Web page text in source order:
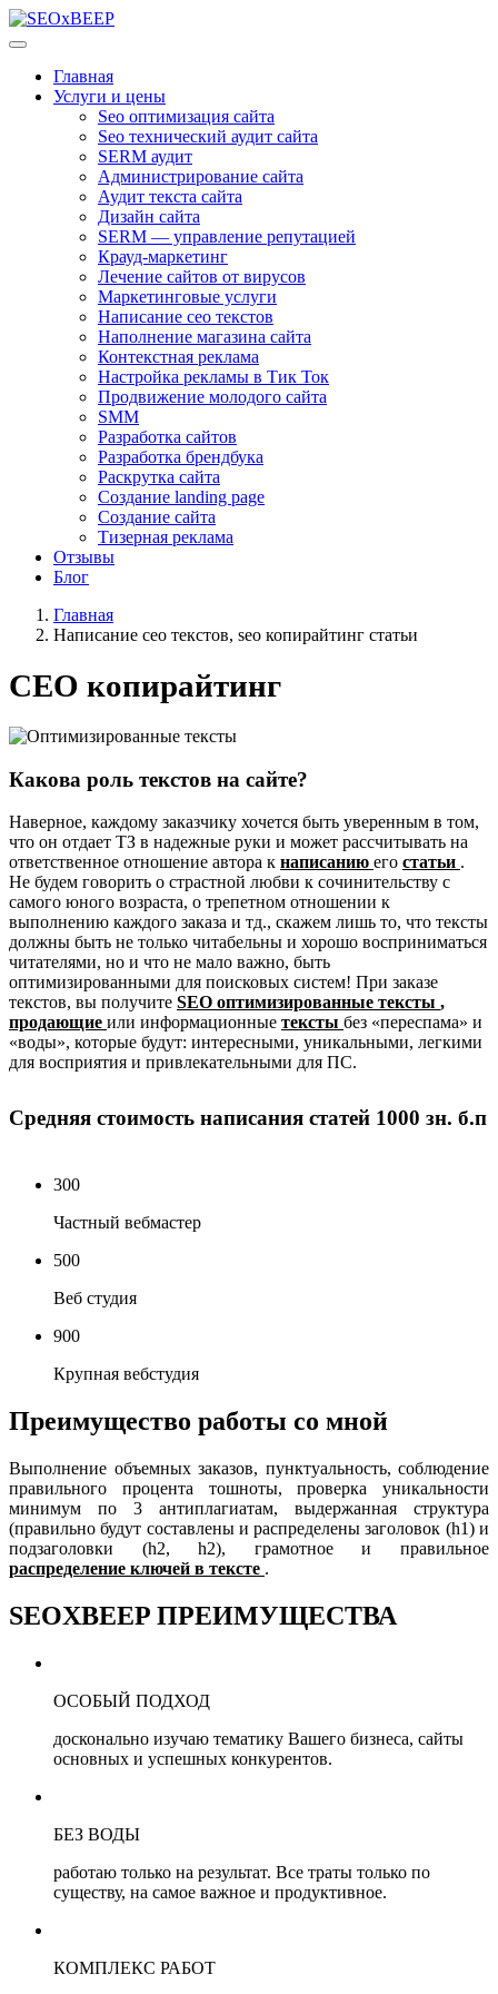
Главная
Услуги и цены
Seo оптимизация сайта
Seo технический аудит сайта
SERM аудит
Администрирование сайта
Аудит текста сайта
Дизайн сайта
SERM — управление репутацией
Крауд-маркетинг
Лечение сайтов от вирусов
Маркетинговые услуги
Написание сео текстов
Наполнение магазина сайта
Контекстная реклама
Настройка рекламы в Тик Ток
Продвижение молодого сайта
SMM
Разработка сайтов
Разработка брендбука
Раскрутка сайта
Создание landing page
Создание сайта
Тизерная реклама
Отзывы
Блог
Главная
Написание сео текстов, seo копирайтинг статьи
СЕО копирайтинг
Какова роль текстов на сайте?
Наверное, каждому заказчику хочется быть уверенным в том,
что он отдает ТЗ в надежные руки и может рассчитывать на
ответственное отношение автора к написанию его статьи .
Не будем говорить о страстной любви к сочинительству с
самого юного возраста, о трепетном отношении к
выполнению каждого заказа и тд., скажем лишь то, что тексты
должны быть не только читабельны и хорошо восприниматься
читателями, но и что не мало важно, быть
оптимизированными для поисковых систем! При заказе
текстов, вы получите SEO оптимизированные тексты ,
продающие или информационные тексты без «переспама» и
«воды», которые будут: интересными, уникальными, легкими
для восприятия и привлекательными для ПС.
Средняя стоимость написания статей 1000 зн. б.п
300
Частный вебмастер
500
Веб студия
900
Крупная вебстудия
Преимущество работы со мной
Выполнение объемных заказов, пунктуальность, соблюдение
правильного процента тошноты, проверка уникальности
минимум по 3 антиплагиатам, выдержанная структура
(правильно будут составлены и распределены заголовок (h1) и
подзаголовки (h2, h2), грамотное и правильное
распределение ключей в тексте .
SEOXBEEP ПРЕИМУЩЕСТВА
ОСОБЫЙ ПОДХОД
досконально изучаю тематику Вашего бизнеса, сайты
основных и успешных конкурентов.
БЕЗ ВОДЫ
работаю только на результат. Все траты только по
существу, на самое важное и продуктивное.
КОМПЛЕКС РАБОТ